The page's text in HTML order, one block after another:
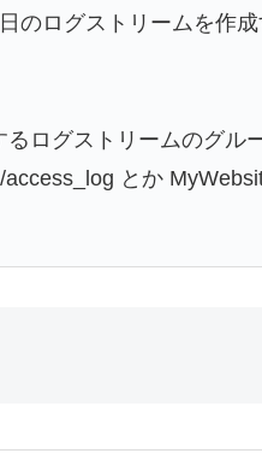
のログストリームを作
ログストリームのグル
とか